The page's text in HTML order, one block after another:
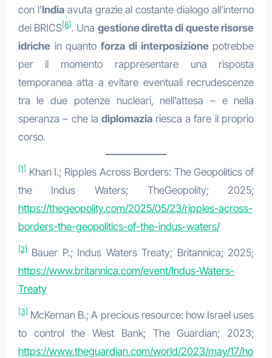
con l’Indiaavuta grazie al costante dialogo all’interno
dei BRICS[8] . Una gestione diretta di queste risorse
idrichein quanto forza di interposizionepotrebbe
per il momento rappresentare una risposta
temporanea atta a evitare eventuali recrudescenze
tra le due potenze nucleari, nell’attesa – e nella
speranza – che ladiplomazia riesca a fare il proprio
corso.
[1] Khan I.; Ripples Across Borders: The Geopolitics of
the Indus Waters; TheGeopolity; 2025;
https://thegeopolity.com/2025/05/23/ripples-across-
borders-the-geopolitics-of-the-indus-waters/
[2]
Bauer P.; Indus Waters Treaty; Britannica; 2025;
https://www.britannica.com/event/Indus-Waters-
Treaty
[3] McKernan B.; A precious resource: how Israel uses
to control the West Bank; The Guardian; 2023;
https://www.theguardian.com/world/2023/may/17/ho